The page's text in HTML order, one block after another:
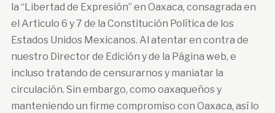
la “Libertad de Expresión” en Oaxaca, consagrada en
el Articulo 6 y 7 de la Constitución Política de los
Estados Unidos Mexicanos. Al atentar en contra de
nuestro Director de Edición y de la Página web, e
incluso tratando de censurarnos y maniatar la
circulación. Sin embargo, como oaxaqueños y
manteniendo un firme compromiso con Oaxaca, así lo